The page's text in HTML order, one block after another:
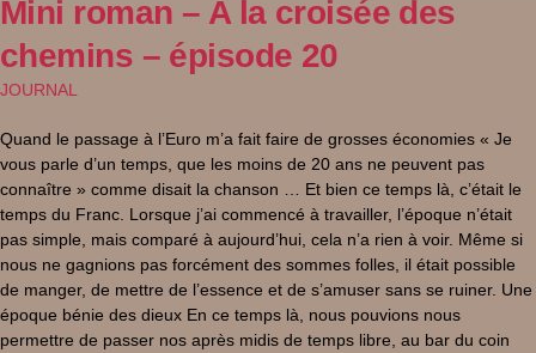
Mini roman – A la croisée des
chemins – épisode 20
JOURNAL
Quand le passage à l’Euro m’a fait faire de grosses économies « Je
vous parle d’un temps, que les moins de 20 ans ne peuvent pas
connaître » comme disait la chanson … Et bien ce temps là, c’était le
temps du Franc. Lorsque j’ai commencé à travailler, l’époque n’était
pas simple, mais comparé à aujourd’hui, cela n’a rien à voir. Même si
nous ne gagnions pas forcément des sommes folles, il était possible
de manger, de mettre de l’essence et de s’amuser sans se ruiner. Une
époque bénie des dieux En ce temps là, nous pouvions nous
permettre de passer nos après midis de temps libre, au bar du coin